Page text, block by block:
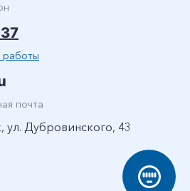
работы
почта
ул. Дубровинского, 43